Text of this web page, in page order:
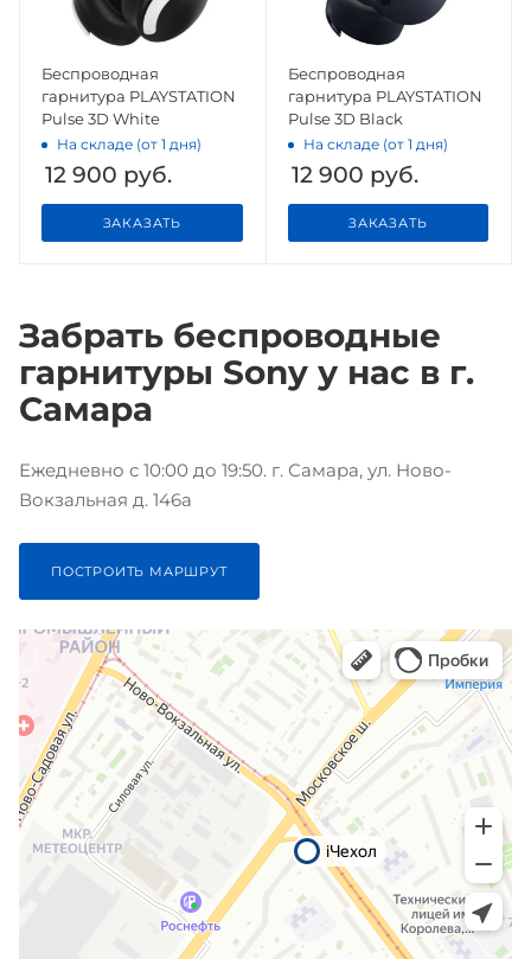
Беспроводная
гарнитура PLAYSTATION
Pulse 3D White
На складе (от 1 дня)
12 900 руб.
ЗАКАЗАТЬ
Беспроводная
гарнитура PLAYSTATION
Pulse 3D Black
На складе (от 1 дня)
12 900 руб.
ЗАКАЗАТЬ
Забрать беспроводные
гарнитуры Sony у нас в г.
Самара
Ежедневно с 10:00 до 19:50. г. Самара, ул. Ново-
Вокзальная д. 146а
ПОСТРОИТЬ МАРШРУТ